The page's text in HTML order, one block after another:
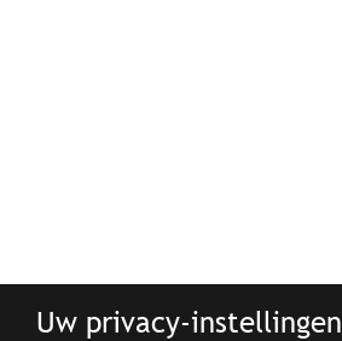
Uw privacy-instellingen